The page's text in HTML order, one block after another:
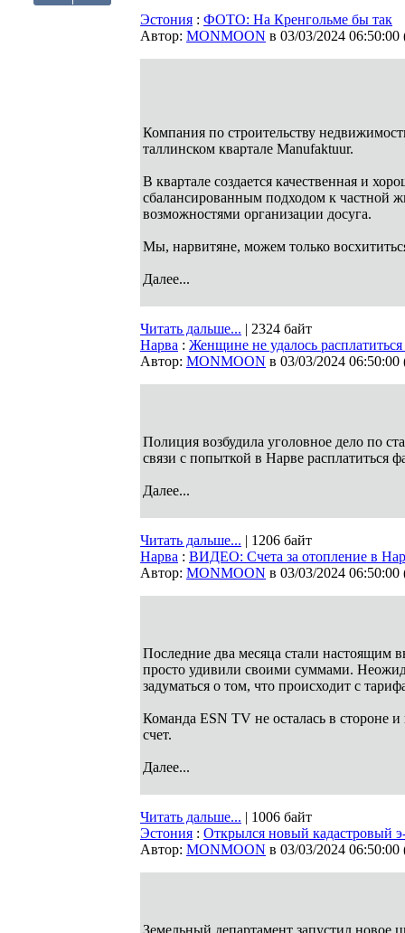
Эстония : ФОТО: На Кренгольме бы так
Автор: MONMOON в 03/03/2024 06:50:00
Компания по строительству
таллинском квартале Manufaktuur.
В квартале создается качественная и
сбалансированным подходом к частной
возможностями организации досуга.
Мы, нарвитяне, можем только
Далее...
Читать дальше... | 2324 байт
Нарва : Женщине не удалось
Автор: MONMOON в 03/03/2024 06:50:00
Полиция возбудила уголовное дело по
связи с попыткой в Нарве
Далее...
Читать дальше... | 1206 байт
Нарва : ВИДЕО: Счета за отопление в
Автор: MONMOON в 03/03/2024 06:50:00
Последние два месяца стали настоящим
просто удивили своими суммами.
задуматься о том, что происходит с
Команда ESN TV не осталась в стороне
счет.
Далее...
Читать дальше... | 1006 байт
Эстония : Открылся новый кадастровый
Автор: MONMOON в 03/03/2024 06:50:00
Земельный департамент запустил новое